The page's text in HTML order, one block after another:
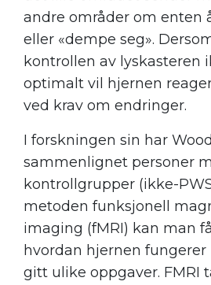
andre områder om enten
eller «dempe seg».
kontrollen av lyskasteren
optimalt vil hjernen
ved krav om endringer.
I forskningen sin har
sammenlignet personer
kontrollgrupper (ikke-
metoden funksjonell
imaging (fMRI) kan man
hvordan hjernen
gitt ulike oppgaver. FMRI